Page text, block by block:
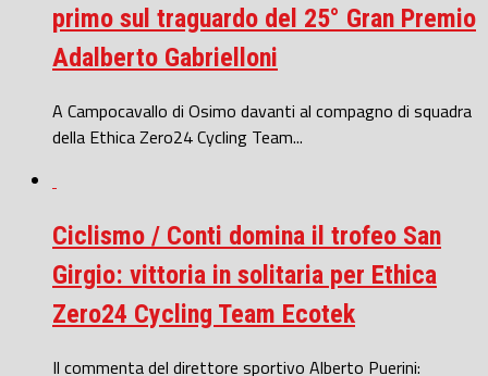
primo sul traguardo del 25° Gran Premio
Adalberto Gabrielloni
A Campocavallo di Osimo davanti al compagno di squadra
della Ethica Zero24 Cycling Team...
Ciclismo / Conti domina il trofeo San
Girgio: vittoria in solitaria per Ethica
Zero24 Cycling Team Ecotek
Il commenta del direttore sportivo Alberto Puerini: